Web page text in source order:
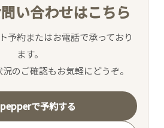
い合わせはこちら
予約またはお電話で承っており
ます。
のご確認もお気軽にどうぞ。
で予約する